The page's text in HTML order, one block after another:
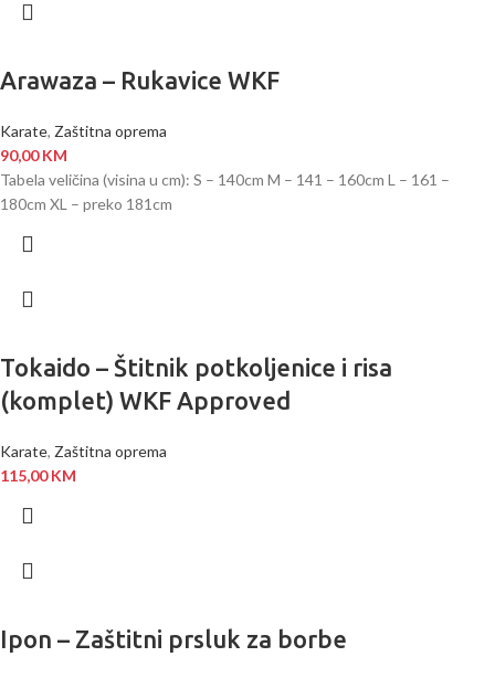
Arawaza – Rukavice WKF
Karate, Zaštitna oprema
90,00KM
Tabela veličina (visina u cm): S – 140cm M – 141 – 160cm L – 161 –
180cm XL – preko 181cm
Tokaido – Štitnik potkoljenice i risa
(komplet) WKF Approved
Karate, Zaštitna oprema
115,00KM
Ipon – Zaštitni prsluk za borbe